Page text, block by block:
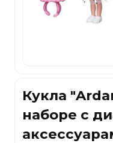
Кукла
наборе с